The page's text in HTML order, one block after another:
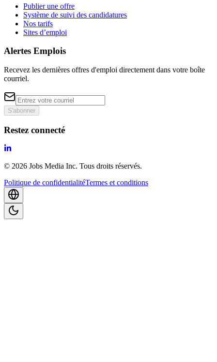
Publier une offre
Système de suivi des candidatures
Nos tarifs
Sites d’emploi
Alertes Emplois
Recevez les dernières offres d'emploi directement dans votre boîte
courriel.
S'abonner
Restez connecté
© 2026 Jobs Media Inc. Tous droits réservés.
Politique de confidentialitéTermes et conditions